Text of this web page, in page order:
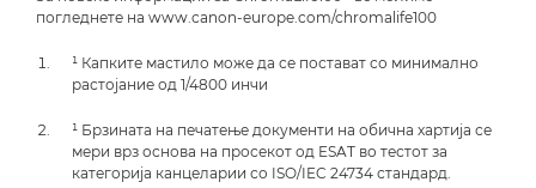
погледнете на www.canon-europe.com/chromalife100
¹ Капките мастило може да се постават со минимално
растојание од 1/4800 инчи
¹ Брзината на печатење документи на обична хартија се
мери врз основа на просекот од ESAT во тестот за
категорија канцеларии со ISO/IEC 24734 стандард.